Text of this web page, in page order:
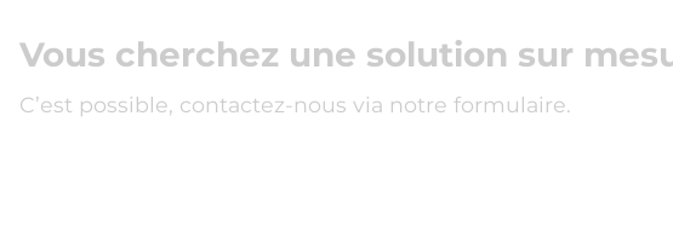
Vous cherchez une solution sur
C’est possible, contactez-nous via notre formulaire.